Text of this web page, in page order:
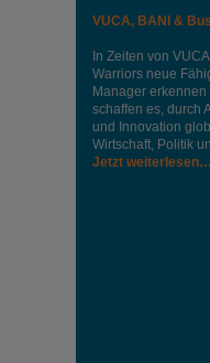
VUCA, BANI &
In Zeiten von
Warriors neue
Manager
schaffen es, durch
und Innovation
Wirtschaft, Politik
Jetzt weiterlesen…